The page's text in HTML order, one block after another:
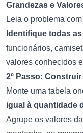
Grandezas e
Leia o problema
Identifique todas
funcionários,
valores conhecidos
2º Passo:
Monte uma tabela
igual à quantidade
Agrupe os valores